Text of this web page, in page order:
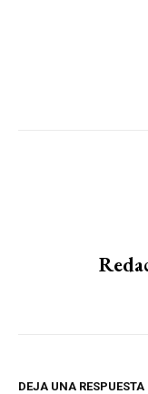
DEJA UNA RESPUESTA